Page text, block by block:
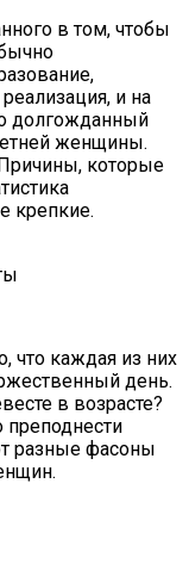
в том, чтобы
и на
долгожданный
женщины.
которые
крепкие.
что каждая из них
день.
в возрасте?
преподнести
разные фасоны